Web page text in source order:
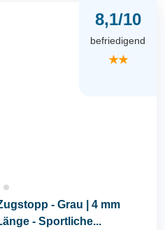
8,1/10
befriedigend
★★
- Grau | 4 mm
- Sportliche...